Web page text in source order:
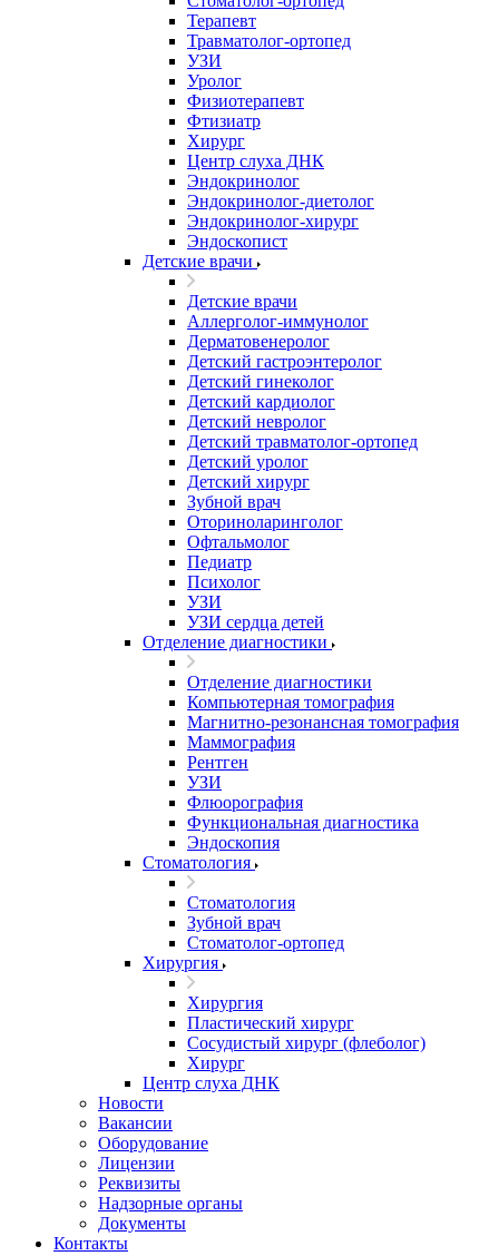
Терапевт
Травматолог-ортопед
УЗИ
Уролог
Физиотерапевт
Фтизиатр
Хирург
Центр слуха ДНК
Эндокринолог
Эндокринолог-диетолог
Эндокринолог-хирург
Эндоскопист
Детские врачи
Детские врачи
Аллерголог-иммунолог
Дерматовенеролог
Детский гастроэнтеролог
Детский гинеколог
Детский кардиолог
Детский невролог
Детский травматолог-ортопед
Детский уролог
Детский хирург
Зубной врач
Оториноларинголог
Офтальмолог
Педиатр
Психолог
УЗИ
УЗИ сердца детей
Отделение диагностики
Отделение диагностики
Компьютерная томография
Магнитно-резонансная томография
Маммография
Рентген
УЗИ
Флюорография
Функциональная диагностика
Эндоскопия
Стоматология
Стоматология
Зубной врач
Стоматолог-ортопед
Хирургия
Хирургия
Пластический хирург
Сосудистый хирург (флеболог)
Хирург
Центр слуха ДНК
Новости
Вакансии
Оборудование
Лицензии
Реквизиты
Надзорные органы
Документы
Контакты